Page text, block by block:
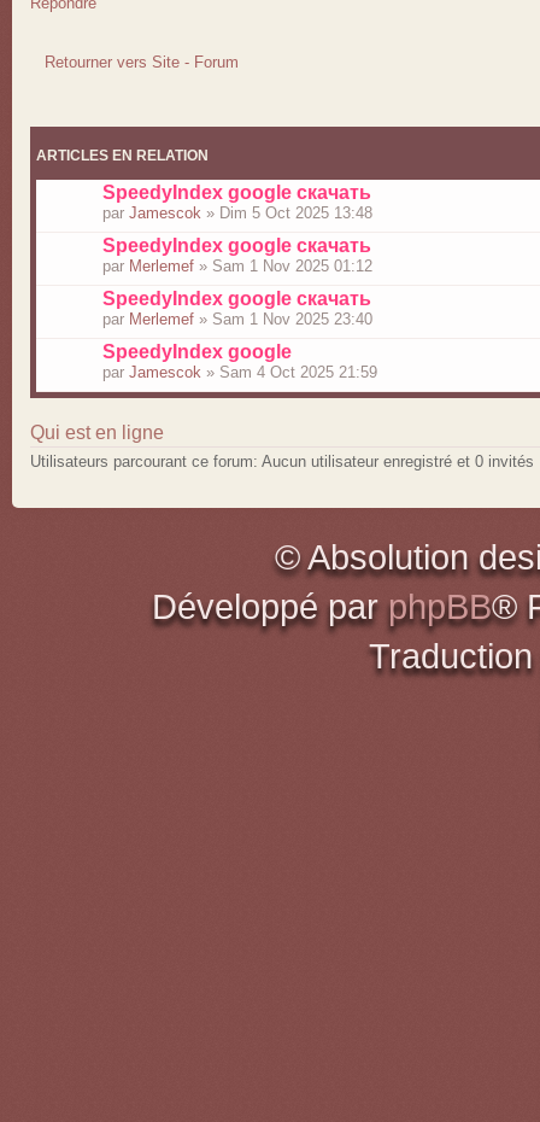
Retourner vers Site - Forum
ARTICLES EN RELATION
SpeedyIndex google скачать
par Jamescok » Dim 5 Oct 2025 13:48
SpeedyIndex google скачать
par Merlemef » Sam 1 Nov 2025 01:12
SpeedyIndex google скачать
par Merlemef » Sam 1 Nov 2025 23:40
SpeedyIndex google
par Jamescok » Sam 4 Oct 2025 21:59
Qui est en ligne
Utilisateurs parcourant ce forum: Aucun utilisateur enregistré et 0 invités
© Absolution
Développé parphpBB®